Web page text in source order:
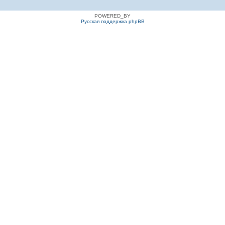
POWERED_BY
Русская поддержка phpBB